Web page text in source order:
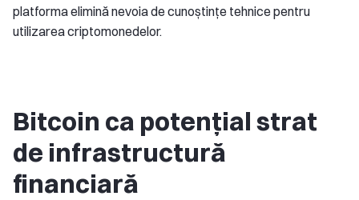
platforma elimină nevoia de cunoștințe tehnice pentru
utilizarea criptomonedelor.
Bitcoin ca potențial strat
de infrastructură
financiară